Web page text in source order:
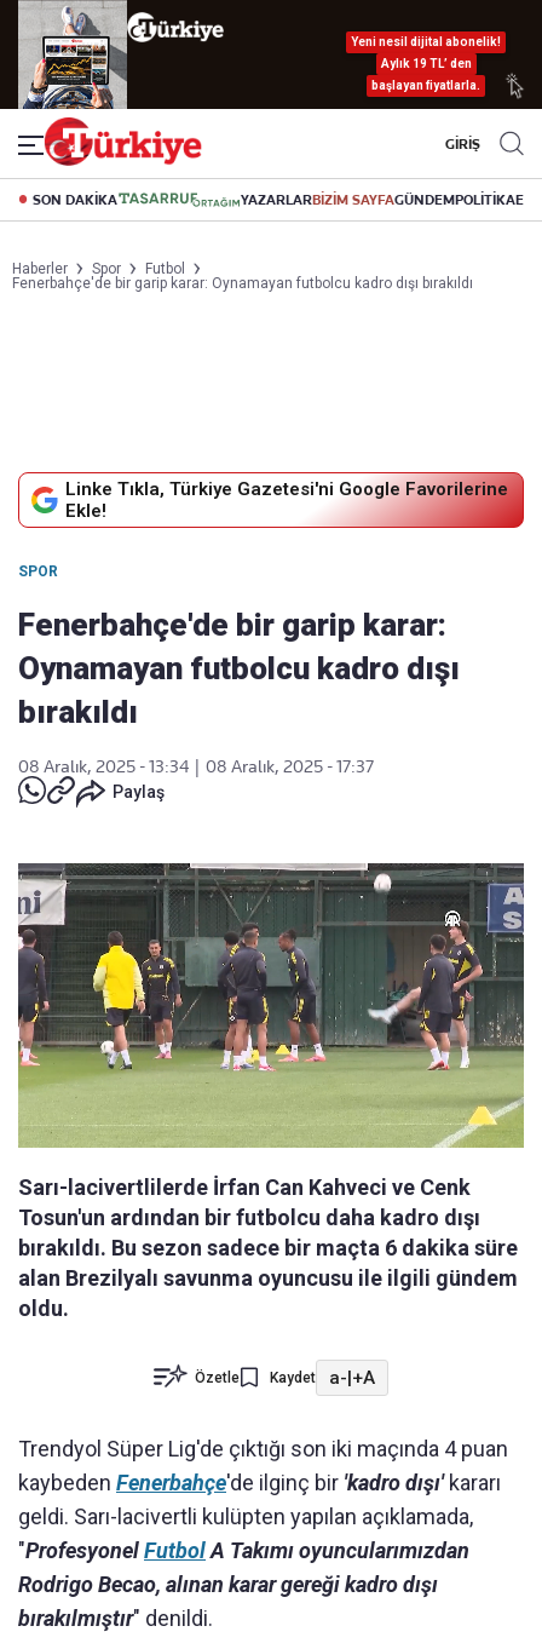
Yeni nesil dijital abonelik!
Aylık 19 TL’ den
başlayan fiyatlarla.
GİRİŞ
SON DAKİKA YAZARLARBİZİM SAYFAGÜNDEMPOLİTİKA
Haberler Spor
Futbol
Fenerbahçe'de bir garip karar: Oynamayan futbolcu kadro dışı bırakıldı
Linke Tıkla, Türkiye Gazetesi'ni Google Favorilerine
Ekle!
SPOR
Fenerbahçe'de bir garip karar:
Oynamayan futbolcu kadro dışı
bırakıldı
08 Aralık, 2025 - 13:34
08 Aralık, 2025 - 17:37
Paylaş
Sarı-lacivertlilerde İrfan Can Kahveci ve Cenk
Tosun'un ardından bir futbolcu daha kadro dışı
bırakıldı. Bu sezon sadece bir maçta 6 dakika süre
alan Brezilyalı savunma oyuncusu ile ilgili gündem
oldu.
Özetle Kaydet a-|+A
Trendyol Süper Lig'de çıktığı son iki maçında 4 puan
kaybeden Fenerbahçe'de ilginç bir 'kadro dışı'kararı
geldi. Sarı-lacivertli kulüpten yapılan açıklamada,
"ProfesyonelFutbolA Takımı oyuncularımızdan
Rodrigo Becao, alınan karar gereği kadro dışı
bırakılmıştır" denildi.